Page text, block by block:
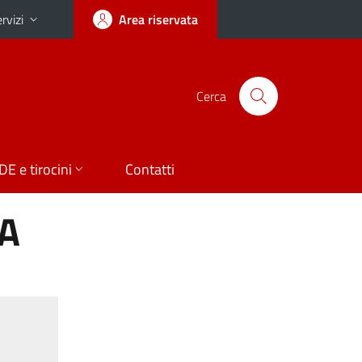
Area riservata
Cerca
e tirocini Contatti